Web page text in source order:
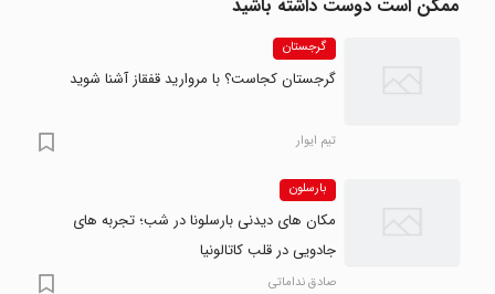
ممکن است دوست داشته باشید
گرجستان
گرجستان کجاست؟ با مروارید قفقاز آشنا شوید
تیم ایوار
بارسلون
مکان های دیدنی بارسلونا در شب؛ تجربه های
جادویی در قلب کاتالونیا
صادق نداماتی